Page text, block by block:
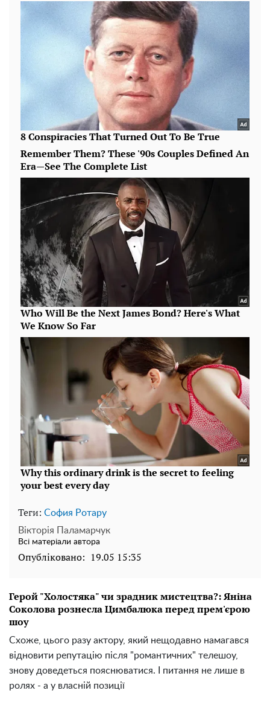
Теги: София Ротару
Вікторія Паламарчук
Всі матеріали автора
Опубліковано: 19.05 15:35
Герой "Холостяка" чи зрадник мистецтва?: Яніна
Соколова рознесла Цимбалюка перед прем'єрою
шоу
Схоже, цього разу актору, який нещодавно намагався
відновити репутацію після "романтичних" телешоу,
знову доведеться пояснюватися. І питання не лише в
ролях - а у власній позиції